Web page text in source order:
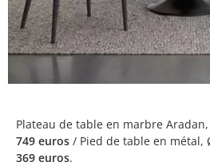
Plateau de table en marbre
749 euros / Pied de table en métal,
369 euros.